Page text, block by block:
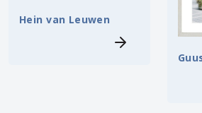
Hein van Leuwen